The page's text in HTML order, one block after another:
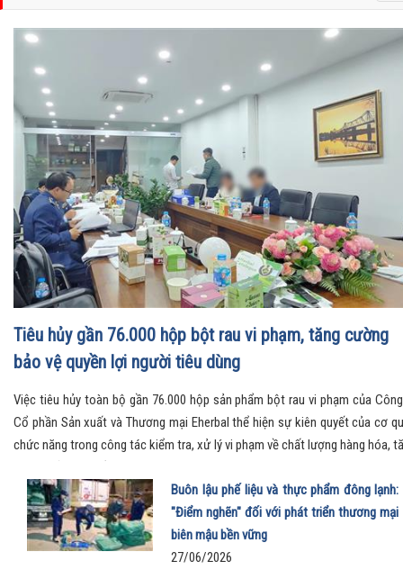
Tiêu hủy gần 76.000 hộp bột rau vi phạm, tăng cường
bảo vệ quyền lợi người tiêu dùng
Việc tiêu hủy toàn bộ gần 76.000 hộp sản phẩm bột rau vi phạm của
Cổ phần Sản xuất và Thương mại Eherbal thể hiện sự kiên quyết của cơ
chức năng trong công tác kiểm tra, xử lý vi phạm về chất lượng hàng hóa,
mạnh.
Buôn lậu phế liệu và thực phẩm đông lạnh:
"Điểm nghẽn" đối với phát triển thương mại
biên mậu bền vững
27/06/2026